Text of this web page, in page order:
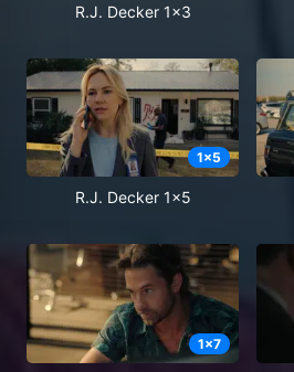
R.J. Decker 1x3
1x5
R.J. Decker 1x5
1x7